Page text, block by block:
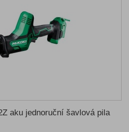
aku jednoruční šavlová pila